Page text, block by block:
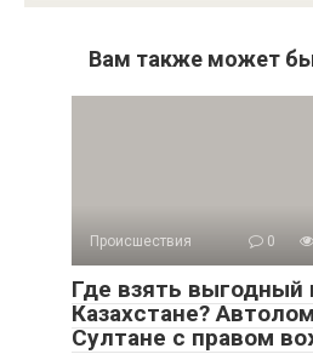
Вам также может
Происшествия 0
Где взять выгодный
Казахстане?
Султане с правом